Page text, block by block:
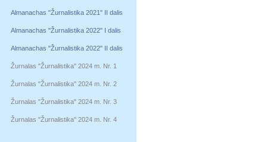
Almanachas "Žurnalistika 2021" II dalis
Almanachas "Žurnalistika 2022" I dalis
Almanachas "Žurnalistika 2022" II dalis
Žurnalas "Žurnalistika" 2024 m. Nr. 1
Žurnalas "Žurnalistika" 2024 m. Nr. 2
Žurnalas "Žurnalistika" 2024 m. Nr. 3
Žurnalas "Žurnalistika" 2024 m. Nr. 4